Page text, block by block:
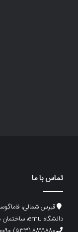
تماس با ما
قبرس شمالی،
دانشگاه emu، ساختمان ماگری، پلاک۲